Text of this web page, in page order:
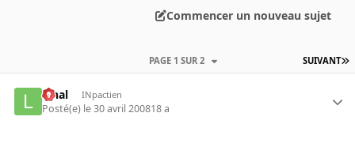
Commencer un nouveau sujet
SUIVANT
PAGE 1 SUR 2
lynal INpactien
Posté(e) le 30 avril 200818 a